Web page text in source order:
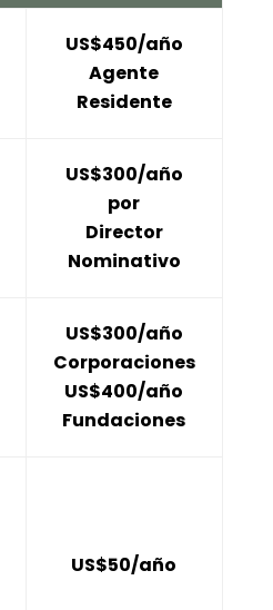
US$450/año
Agente
Residente
US$300/año
por
Director
Nominativo
US$300/año
Corporaciones
US$400/año
Fundaciones
US$50/año